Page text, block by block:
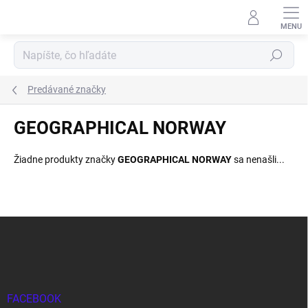
Hľadať
Predávané značky
GEOGRAPHICAL NORWAY
Žiadne produkty značkyGEOGRAPHICAL NORWAYsa nenašli...
FACEBOOK